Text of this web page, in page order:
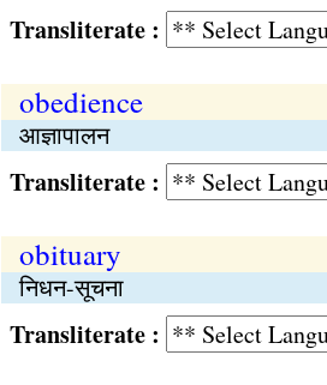
Transliterate :
obedience
आज्ञापालन
Transliterate :
obituary
निधन-सूचना
Transliterate :